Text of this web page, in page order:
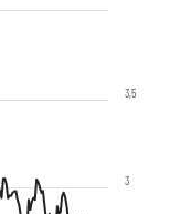
3
3,5